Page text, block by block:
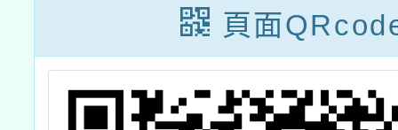
理「原住民族歷
史正義與轉型正
義國中教師增能
頁面